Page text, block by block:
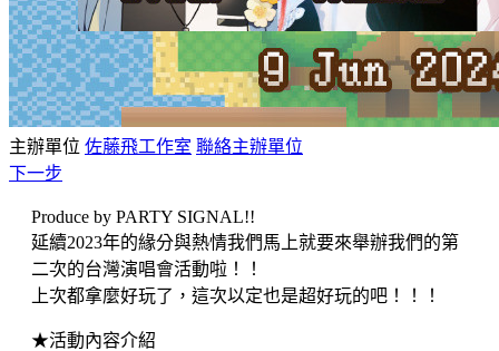
主辦單位 佐藤飛工作室 聯絡主辦單位
下一步
Produce by PARTY SIGNAL!!
延續2023年的緣分與熱情我們馬上就要來舉辦我們的第
二次的台灣演唱會活動啦！！
上次都拿麼好玩了，這次以定也是超好玩的吧！！！
★活動內容介紹